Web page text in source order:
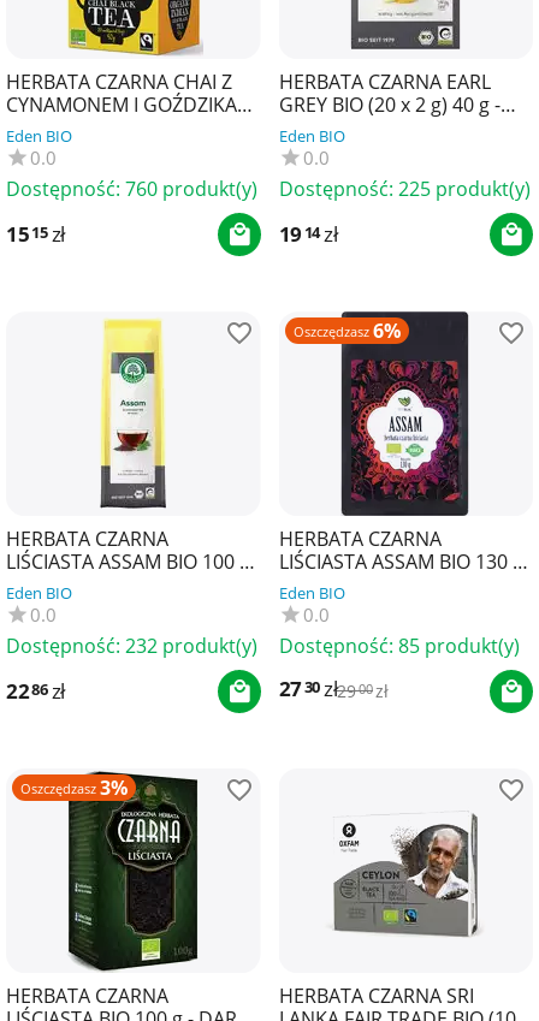
HERBATA CZARNA CHAI Z
CYNAMONEM I GOŹDZIKAMI
FAIR TRADE BIO (20 x 2,5 g)
50 g - CLIPPER
Eden BIO
0.0
Dostępność: 760 produkt(y)
1515zł
HERBATA CZARNA EARL
GREY BIO (20 x 2 g) 40 g -
LEBENSBAUM
Eden BIO
0.0
Dostępność: 225 produkt(y)
19 14zł
HERBATA CZARNA
LIŚCIASTA ASSAM BIO 100 g
- LEBENSBAUM
Eden BIO
0.0
Dostępność: 232 produkt(y)
2286zł
Oszczędzasz 6%
HERBATA CZARNA
LIŚCIASTA ASSAM BIO 130 g
- ECOBLIK
Eden BIO
0.0
Dostępność: 85 produkt(y)
2730zł2900zł
Oszczędzasz 3%
HERBATA CZARNA
HERBATA CZARNA SRI